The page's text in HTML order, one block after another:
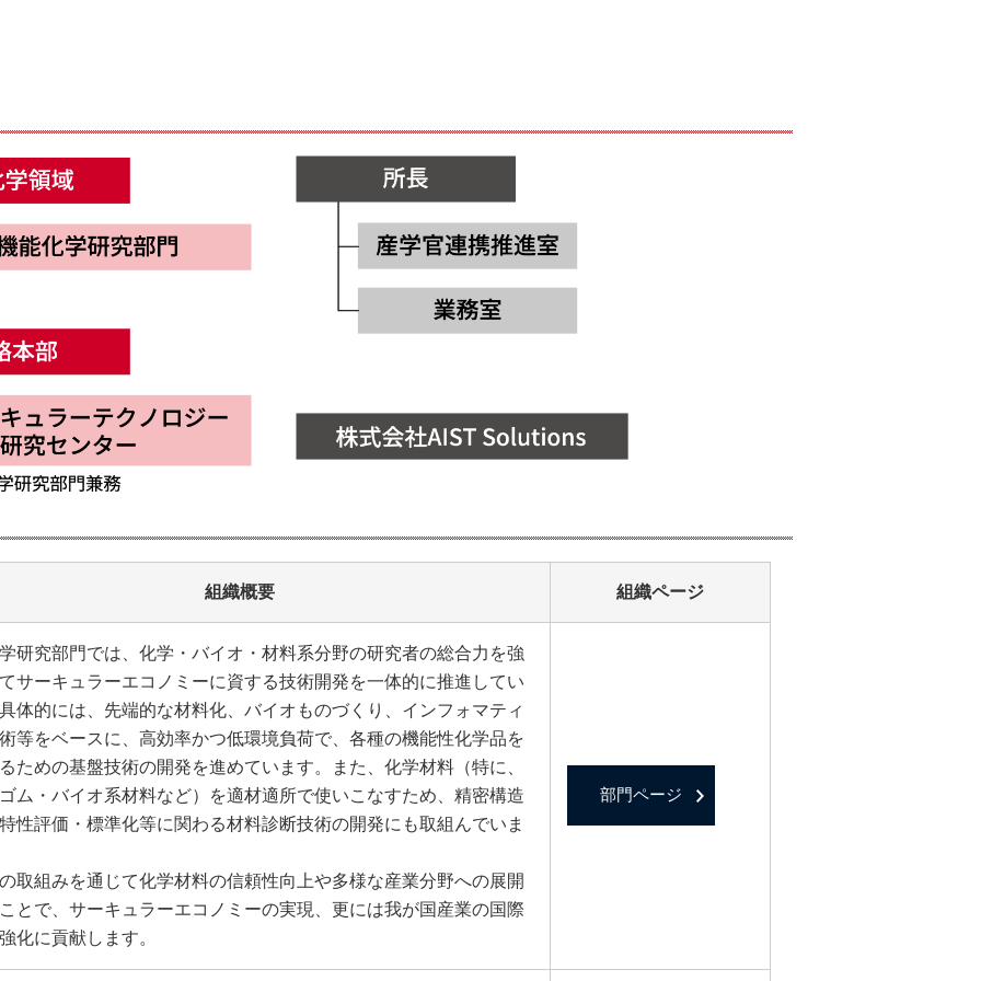
組織概要 組織ページ
研究部門では、化学・バイオ・材料系分野の研究者の総合力を強
サーキュラーエコノミーに資する技術開発を一体的に推進してい
体的には、先端的な材料化、バイオものづくり、インフォマティ
等をベースに、高効率かつ低環境負荷で、各種の機能性化学品を
ための基盤技術の開発を進めています。また、化学材料（特に、
ム・バイオ系材料など）を適材適所で使いこなすため、精密構造
性評価・標準化等に関わる材料診断技術の開発にも取組んでいま
取組みを通じて化学材料の信頼性向上や多様な産業分野への展開
とで、サーキュラーエコノミーの実現、更には我が国産業の国際
化に貢献します。
部門ページ